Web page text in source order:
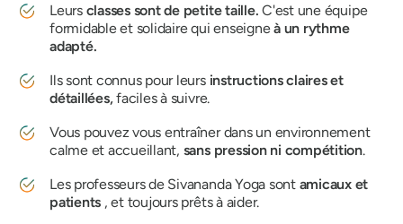
Leurs classes sont de petite taille. C'est une équipe
formidable et solidaire qui enseigneà un rythme
adapté.
Ils sont connus pour leurs instructions claires et
détaillées,faciles à suivre.
Vous pouvez vous entraîner dans un environnement
calme et accueillant, sans pression ni compétition.
Les professeurs de Sivananda Yoga sontamicaux et
patients , et toujours prêts à aider.